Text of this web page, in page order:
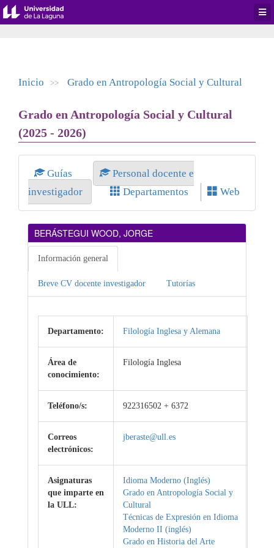
Inicio >> Grado en Antropología Social y Cultural
Grado en Antropología Social y Cultural
(2025 - 2026)
Guías
Personal docente e
investigador
Departamentos Web
BERÁSTEGUI WOOD, JORGE
Información general
Breve CV docente investigador Tutorías
Departamento: Filología Inglesa y Alemana
Área de
conocimiento:
Filología Inglesa
Teléfono/s: 922316502 + 6372
Correos
electrónicos:
jberaste@ull.es
Asignaturas
que imparte en
la ULL:
Idioma Moderno (Inglés)
Grado en Antropología Social y
Cultural
Técnicas de Expresión en Idioma
Moderno II (inglés)
Grado en Historia del Arte